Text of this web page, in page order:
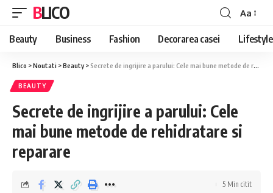
BLICO
Font
Resizer
Aa
Beauty Business Fashion Decorarea casei Lifestyle
Blico >Noutati >Beauty>Secrete de ingrijire a parului: Cele mai bune metode de rehidratare si reparare
BEAUTY
Secrete de ingrijire a parului: Cele
mai bune metode de rehidratare si
reparare
5 Min citit